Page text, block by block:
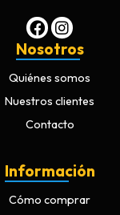
Nosotros
Quiénes somos
Nuestros clientes
Contacto
Información
Cómo comprar